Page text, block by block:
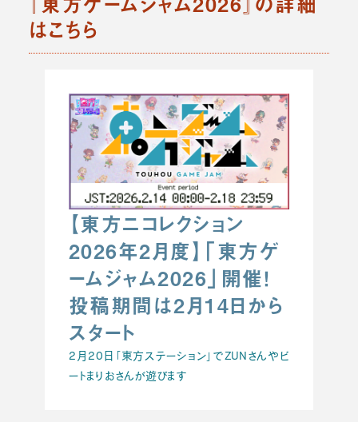
はこちら
【東方ニコレクション
2026年2月度】「東方ゲ
ームジャム2026」開催！
投稿期間は2月14日から
スタート
2月20日「東方ステーション」でZUNさんやビ
ートまりおさんが遊びます